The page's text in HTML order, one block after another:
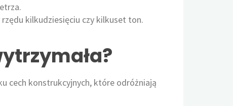
rzędu kilkudziesięciu czy kilkuset ton.
cech konstrukcyjnych, które odróżniają